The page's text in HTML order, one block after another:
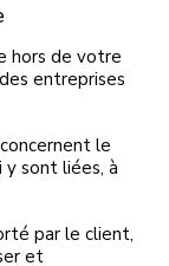
hors de votre
entreprises
le
sont liées, à
par le client,
et